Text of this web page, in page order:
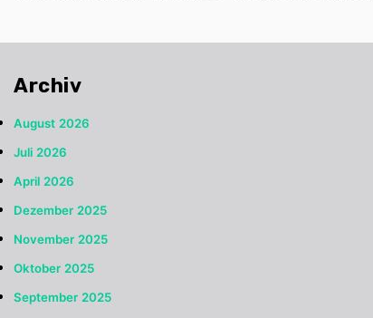
Archiv
August 2026
Juli 2026
April 2026
Dezember 2025
November 2025
Oktober 2025
September 2025